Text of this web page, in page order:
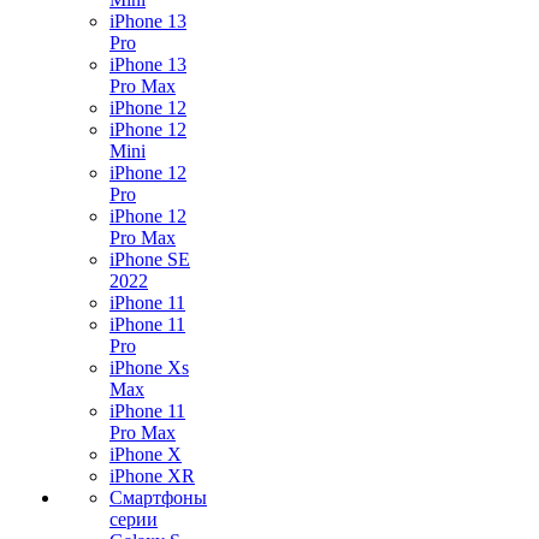
iPhone 13
Pro
iPhone 13
Pro Max
iPhone 12
iPhone 12
Mini
iPhone 12
Pro
iPhone 12
Pro Max
iPhone SE
2022
iPhone 11
iPhone 11
Pro
iPhone Xs
Max
iPhone 11
Pro Max
iPhone X
iPhone XR
Смартфоны
серии